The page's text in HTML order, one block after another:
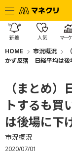
新着 人気 マー
HOME 市況概況
かず反落 日経平均は後
（まとめ
トするも
は後場に下
市況概況
2020/07/01